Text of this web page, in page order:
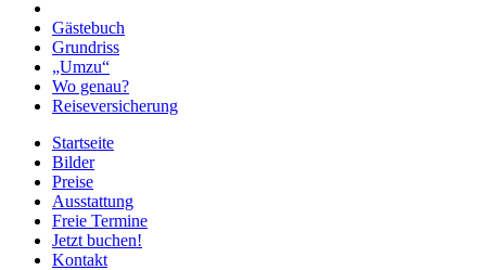
Gästebuch
Grundriss
„Umzu“
Wo genau?
Reiseversicherung
Startseite
Bilder
Preise
Ausstattung
Freie Termine
Jetzt buchen!
Kontakt